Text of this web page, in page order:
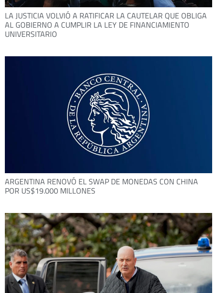
LA JUSTICIA VOLVIÓ A RATIFICAR LA CAUTELAR QUE OBLIGA
AL GOBIERNO A CUMPLIR LA LEY DE FINANCIAMIENTO
UNIVERSITARIO
ARGENTINA RENOVÓ EL SWAP DE MONEDAS CON CHINA
POR US$19.000 MILLONES